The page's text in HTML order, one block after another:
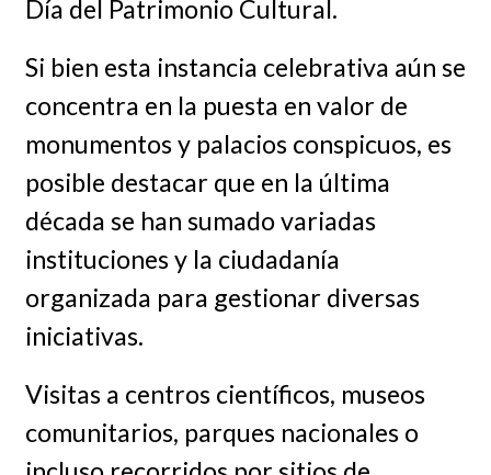
Día del Patrimonio Cultural.
Si bien esta instancia celebrativa aún se
concentra en la puesta en valor de
monumentos y palacios conspicuos, es
posible destacar que en la última
década se han sumado variadas
instituciones y la ciudadanía
organizada para gestionar diversas
iniciativas.
Visitas a centros científicos, museos
comunitarios, parques nacionales o